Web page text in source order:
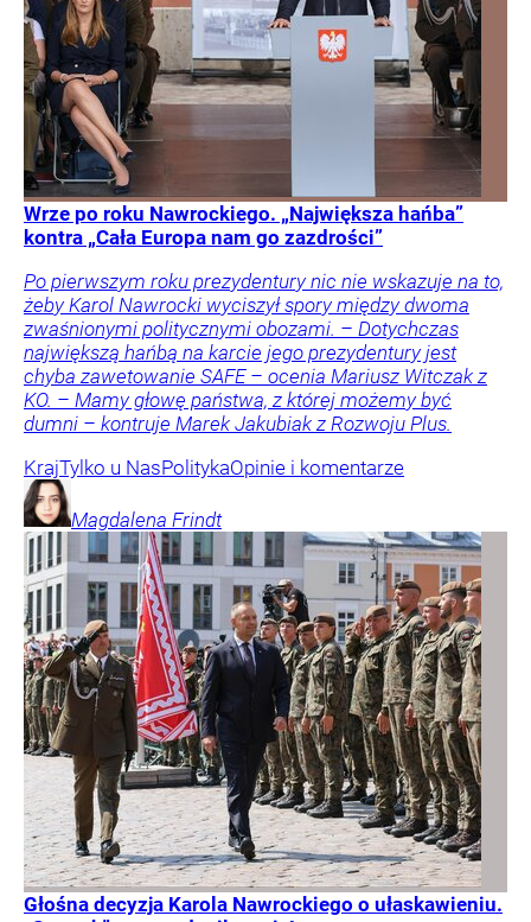
Wrze po roku Nawrockiego. „Największa hańba”
kontra „Cała Europa nam go zazdrości”
Po pierwszym roku prezydentury nic nie wskazuje na to,
żeby Karol Nawrocki wyciszył spory między dwoma
zwaśnionymi politycznymi obozami. – Dotychczas
największą hańbą na karcie jego prezydentury jest
chyba zawetowanie SAFE – ocenia Mariusz Witczak z
KO. – Mamy głowę państwa, z której możemy być
dumni – kontruje Marek Jakubiak z Rozwoju Plus.
KrajTylko u NasPolitykaOpinie i komentarze
Magdalena Frindt
Głośna decyzja Karola Nawrockiego o ułaskawieniu.